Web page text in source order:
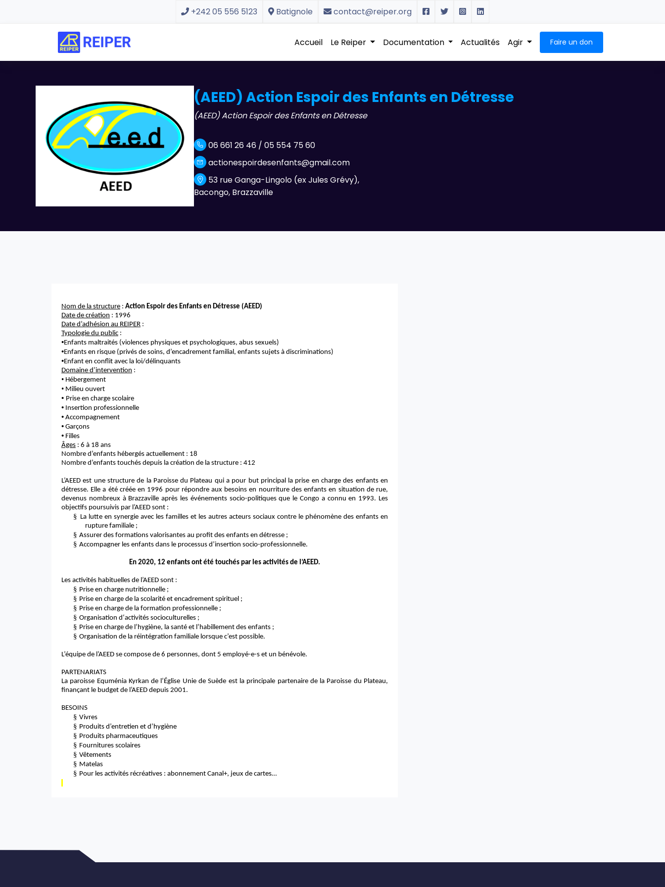
+242 05 556 5123 Batignole contact@reiper.org
Accueil Le Reiper Documentation Actualités Agir Faire un don
(AEED) Action Espoir des Enfants en Détresse
(AEED) Action Espoir des Enfants en Détresse
06 661 26 46 / 05 554 75 60
actionespoirdesenfants@gmail.com
53 rue Ganga-Lingolo (ex Jules Grévy),
Bacongo, Brazzaville
Nom de la structure : Action Espoir des Enfants en Détresse (AEED)
Date de création : 1996
Date d’adhésion au REIPER :
Typologie du public :
•Enfants maltraités (violences physiques et psychologiques, abus sexuels)
•Enfants en risque (privés de soins, d’encadrement familial, enfants sujets à discriminations)
•Enfant en conflit avec la loi/délinquants
Domaine d’intervention :
• Hébergement
• Milieu ouvert
• Prise en charge scolaire
• Insertion professionnelle
• Accompagnement
• Garçons
• Filles
Âges : 6 à 18 ans
Nombre d’enfants hébergés actuellement : 18
Nombre d’enfants touchés depuis la création de la structure : 412
L’AEED est une structure de la Paroisse du Plateau qui a pour but principal la prise en charge des enfants en
détresse. Elle a été créée en 1996 pour répondre aux besoins en nourriture des enfants en situation de rue,
devenus nombreux à Brazzaville après les événements socio-politiques que le Congo a connu en 1993. Les
objectifs poursuivis par l’AEED sont :
§ La lutte en synergie avec les familles et les autres acteurs sociaux contre le phénomène des enfants en
rupture familiale ;
§ Assurer des formations valorisantes au profit des enfants en détresse ;
§ Accompagner les enfants dans le processus d’insertion socio-professionnelle.
En 2020, 12 enfants ont été touchés par les activités de l’AEED.
Les activités habituelles de l’AEED sont :
§ Prise en charge nutritionnelle ;
§ Prise en charge de la scolarité et encadrement spirituel ;
§ Prise en charge de la formation professionnelle ;
§ Organisation d‘activités socioculturelles ;
§ Prise en charge de l’hygiène, la santé et l’habillement des enfants ;
§ Organisation de la réintégration familiale lorsque c’est possible.
L’équipe de l’AEED se compose de 6 personnes, dont 5 employé-e-s et un bénévole.
PARTENARIATS
La paroisse Equménia Kyrkan de l’Église Unie de Suède est la principale partenaire de la Paroisse du Plateau,
finançant le budget de l’AEED depuis 2001.
BESOINS
§ Vivres
§ Produits d’entretien et d’hygiène
§ Produits pharmaceutiques
§ Fournitures scolaires
§ Vêtements
§ Matelas
§ Pour les activités récréatives : abonnement Canal+, jeux de cartes…